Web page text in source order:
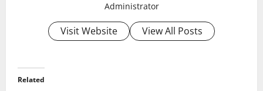
Administrator
Visit Website View All Posts
Related